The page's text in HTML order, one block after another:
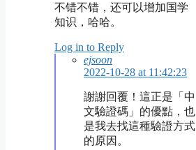
不错不错，还可以增加国学
知识，哈哈。
Log in to Reply
ejsoon
2022-10-28 at 11:42:23
謝謝回覆！這正是「中
文驗證碼」的優點，也
是我去找這種驗證方式
的原因。